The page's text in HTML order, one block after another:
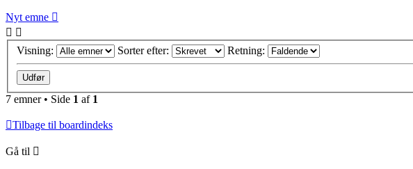
Nyt emne
Visning: Sorter efter: Retning:
7 emner • Side 1 af 1
Tilbage til boardindeks
Gå til